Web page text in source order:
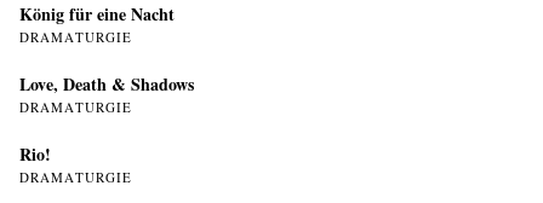
König für eine Nacht
DRAMATURGIE
Love, Death & Shadows
DRAMATURGIE
Rio!
DRAMATURGIE